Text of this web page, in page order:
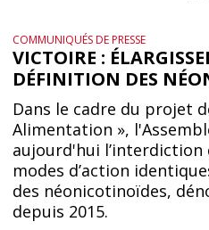
COMMUNIQUÉS DE PRESSE
VICTOIRE :
DÉFINITION DES
Dans le cadre du projet
Alimentation »,
aujourd'hui l’interdiction
modes d’action
des néonicotinoïdes,
depuis 2015.